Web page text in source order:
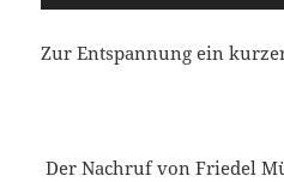
Zur Entspannung ein
Der Nachruf von Friedel